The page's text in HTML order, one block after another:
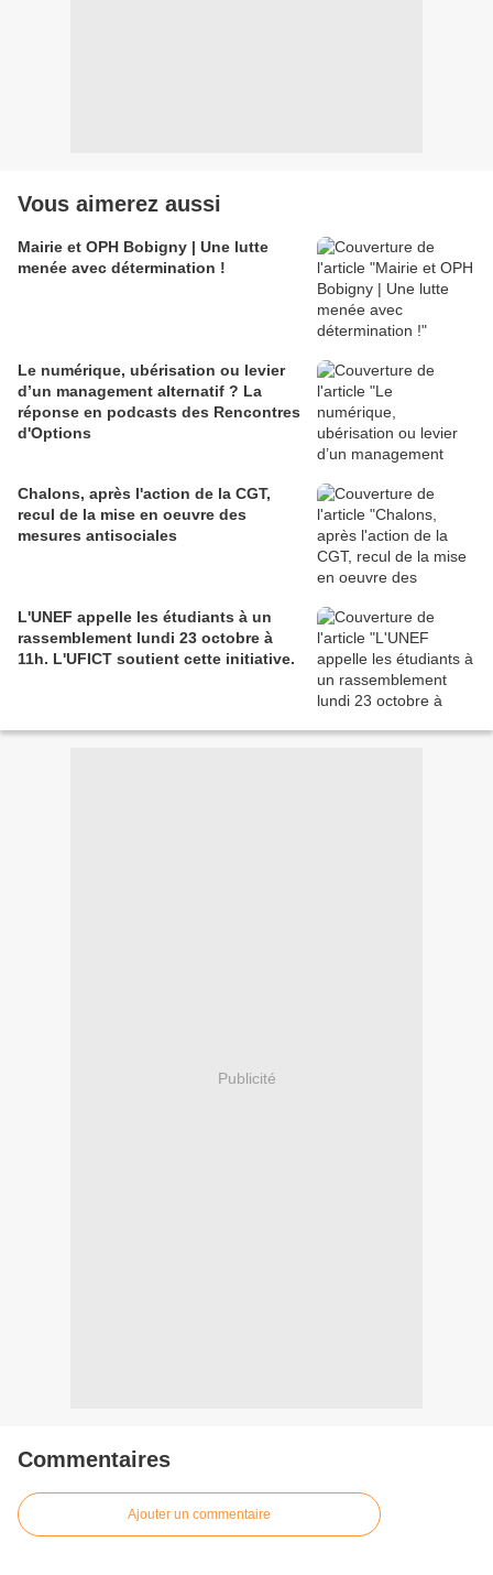
Vous aimerez aussi
Mairie et OPH Bobigny | Une lutte
menée avec détermination !
Le numérique, ubérisation ou levier
d’un management alternatif ? La
réponse en podcasts des Rencontres
d'Options
Chalons, après l'action de la CGT,
recul de la mise en oeuvre des
mesures antisociales
L'UNEF appelle les étudiants à un
rassemblement lundi 23 octobre à
11h. L'UFICT soutient cette initiative.
Publicité
Commentaires
Ajouter un commentaire